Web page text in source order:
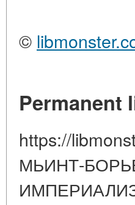
©
Permanent
https://
МЬИНТ-